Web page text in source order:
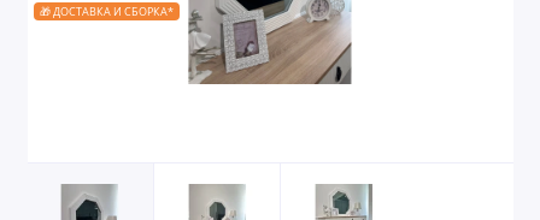
🎁 ДОСТАВКА И СБОРКА*